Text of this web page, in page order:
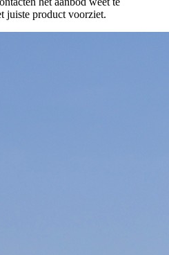
juiste product voorziet.